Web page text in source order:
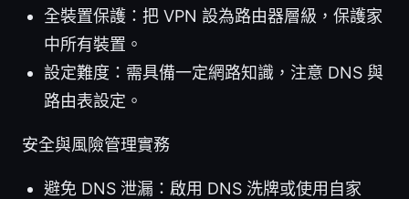
全裝置保護：把 VPN 設為路由器層級，保護家
中所有裝置。
設定難度：需具備一定網路知識，注意 DNS 與
路由表設定。
安全與風險管理實務
避免 DNS 泄漏：啟用 DNS 洗牌或使用自家